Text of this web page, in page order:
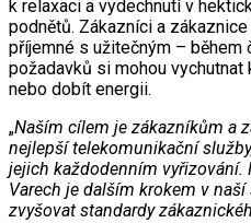
k relaxaci a vydechnutí v
podnětů. Zákazníci a
příjemné s užitečným – během
požadavků si mohou
nebo dobít energii.
„Naším cílem je zákazníkům a
nejlepší telekomunikační
jejich každodenním vyřizování.
Varech je dalším krokem v
zvyšovat standardy